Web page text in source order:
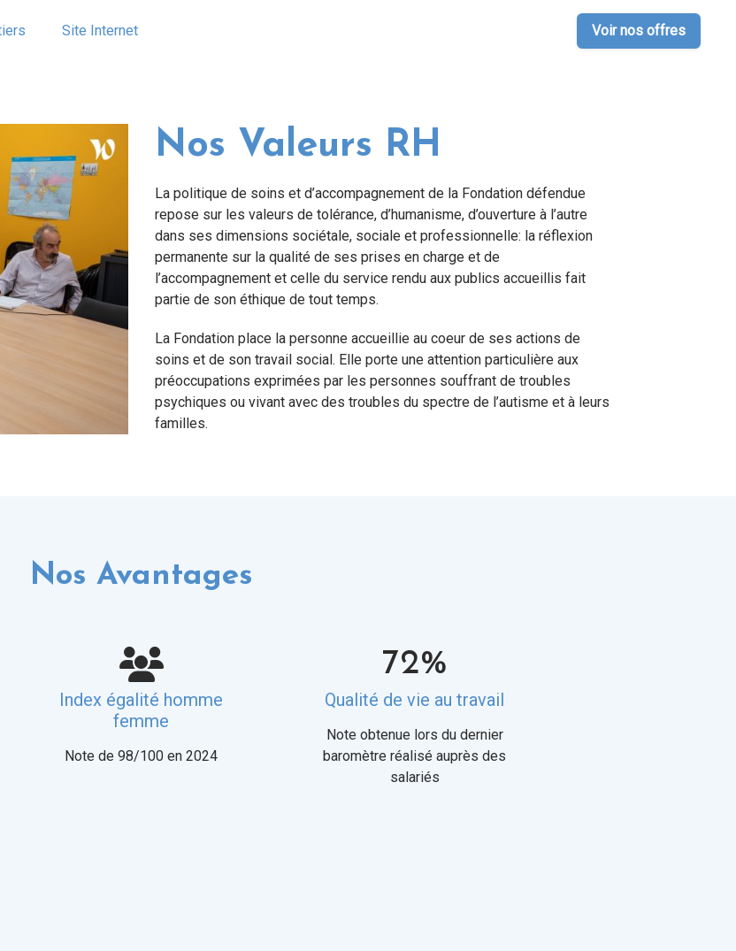
Site Internet Voir nos offres
Nos Valeurs RH
La politique de soins et d’accompagnement de la Fondation défendue
repose sur les valeurs de tolérance, d’humanisme, d’ouverture à l’autre
dans ses dimensions sociétale, sociale et professionnelle: la réflexion
permanente sur la qualité de ses prises en charge et de
l’accompagnement et celle du service rendu aux publics accueillis fait
partie de son éthique de tout temps.
La Fondation place la personne accueillie au coeur de ses actions de
soins et de son travail social. Elle porte une attention particulière aux
préoccupations exprimées par les personnes souffrant de troubles
psychiques ou vivant avec des troubles du spectre de l’autisme et à leurs
familles.
Nos Avantages
Index égalité homme
femme
Note de 98/100 en 2024
72%
Qualité de vie au travail
Note obtenue lors du dernier
baromètre réalisé auprès des
salariés